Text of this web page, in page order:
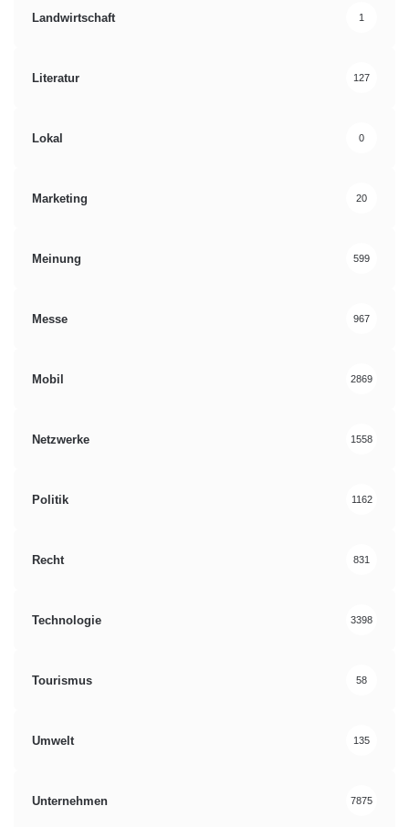
Landwirtschaft 1
Literatur 127
Lokal 0
Marketing 20
Meinung 599
Messe 967
Mobil 2869
Netzwerke 1558
Politik 1162
Recht 831
Technologie 3398
Tourismus 58
Umwelt 135
Unternehmen 7875